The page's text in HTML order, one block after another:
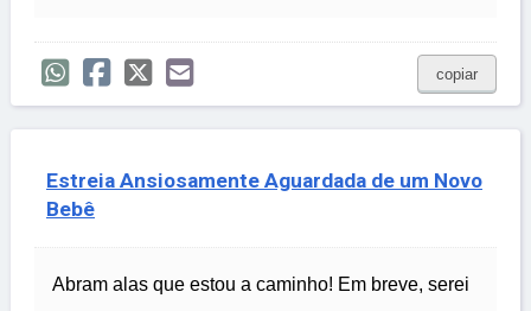
copiar
Estreia Ansiosamente Aguardada de um Novo
Bebê
Abram alas que estou a caminho! Em breve, serei